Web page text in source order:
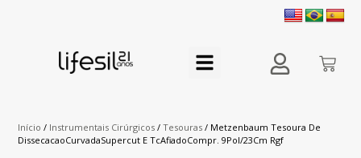
Início / Instrumentais Cirúrgicos /Tesouras / Metzenbaum Tesoura De
DissecacaoCurvadaSupercut E TcAfiadoCompr. 9Pol/23Cm Rgf